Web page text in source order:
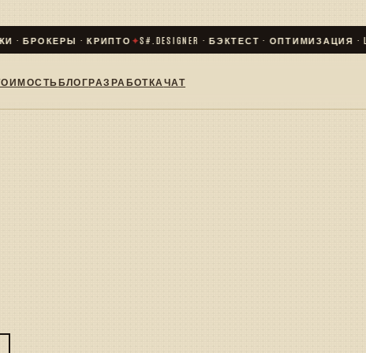
БРОКЕРЫ · КРИПТО✦S#.DESIGNER · БЭКТЕСТ · ОПТИМИЗАЦИЯ · LIVE
БЛОГРАЗРАБОТКАЧАТ